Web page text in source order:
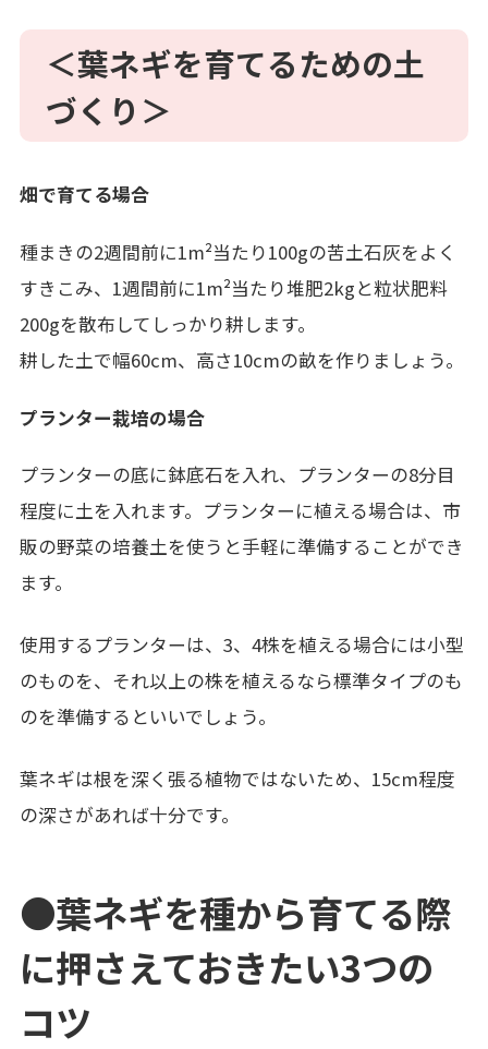
＜葉ネギを育てるための土
づくり＞
畑で育てる場合
種まきの2週間前に1m²当たり100gの苦土石灰をよく
すきこみ、1週間前に1m²当たり堆肥2kgと粒状肥料
200gを散布してしっかり耕します。
耕した土で幅60cm、高さ10cmの畝を作りましょう。
プランター栽培の場合
プランターの底に鉢底石を入れ、プランターの8分目
程度に土を入れます。プランターに植える場合は、市
販の野菜の培養土を使うと手軽に準備することができ
ます。
使用するプランターは、3、4株を植える場合には小型
のものを、それ以上の株を植えるなら標準タイプのも
のを準備するといいでしょう。
葉ネギは根を深く張る植物ではないため、15cm程度
の深さがあれば十分です。
●葉ネギを種から育てる際
に押さえておきたい3つの
コツ